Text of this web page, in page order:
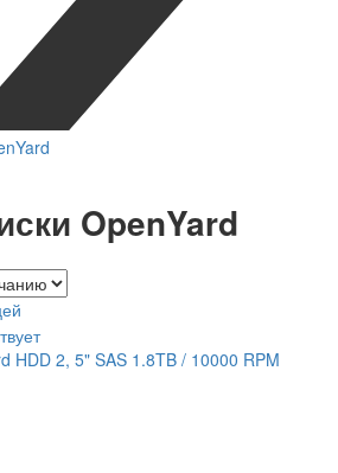
OpenYard
HDD 2, 5" SAS 1.8TB / 10000 RPM